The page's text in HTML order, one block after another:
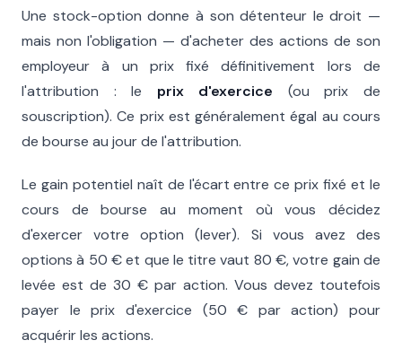
Une stock-option donne à son détenteur le droit —
mais non l'obligation — d'acheter des actions de son
employeur à un prix fixé définitivement lors de
l'attribution : le prix d'exercice (ou prix de
souscription). Ce prix est généralement égal au cours
de bourse au jour de l'attribution.
Le gain potentiel naît de l'écart entre ce prix fixé et le
cours de bourse au moment où vous décidez
d'exercer votre option (lever). Si vous avez des
options à 50 € et que le titre vaut 80 €, votre gain de
levée est de 30 € par action. Vous devez toutefois
payer le prix d'exercice (50 € par action) pour
acquérir les actions.